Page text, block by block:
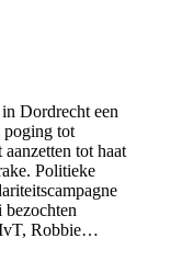
Dordrecht een
poging tot
tot haat
Politieke
bezochten
Robbie…